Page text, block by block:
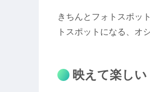
きちんとフォトスポッ
トスポットになる、オ
映えて楽し